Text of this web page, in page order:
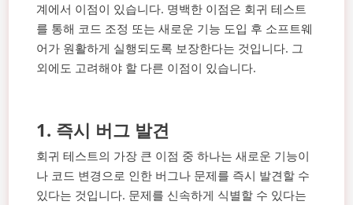
계에서 이점이 있습니다. 명백한 이점은 회귀 테스트
를 통해 코드 조정 또는 새로운 기능 도입 후 소프트웨
어가 원활하게 실행되도록 보장한다는 것입니다. 그
외에도 고려해야 할 다른 이점이 있습니다.
1. 즉시 버그 발견
회귀 테스트의 가장 큰 이점 중 하나는 새로운 기능이
나 코드 변경으로 인한 버그나 문제를 즉시 발견할 수
있다는 것입니다. 문제를 신속하게 식별할 수 있다는